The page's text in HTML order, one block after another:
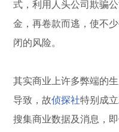
式，利用人头公司欺骗
金，再卷款而逃，使不
闭的风险。
其实商业上许多弊端的
导致，故侦探社特别成立
搜集商业数据及消息，